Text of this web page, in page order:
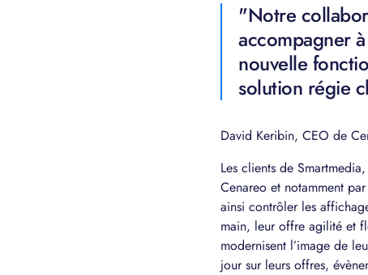
"Notre
accompagner
nouvelle
solution régie
David Keribin, CEO de
Les clients de
Cenareo et notamment
ainsi contrôler les
main, leur offre agilité et
modernisent l’image de
jour sur leurs offres,